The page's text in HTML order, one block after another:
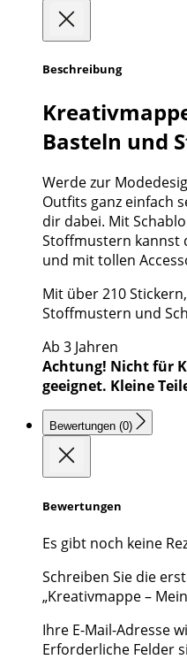
Beschreibung
Basteln und
Werde zur
Outfits ganz einfach
dir dabei. Mit
Stoffmustern kannst
und mit tollen
Mit über 210
Stoffmustern und
Ab 3 Jahren
Achtung! Nicht für
geeignet. Kleine
Bewertungen (0)
Bewertungen
Es gibt noch keine
Schreiben Sie die
„Kreativmappe –
Ihre E-Mail-Adresse
Erforderliche Felder